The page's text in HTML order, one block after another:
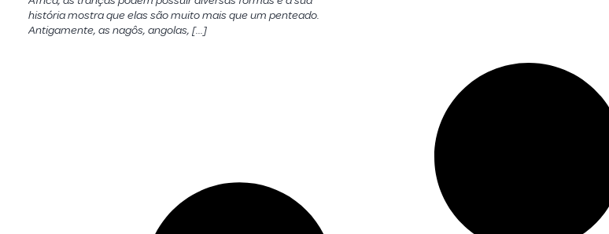
história mostra que elas são muito mais que um penteado.
Antigamente, as nagôs, angolas, […]